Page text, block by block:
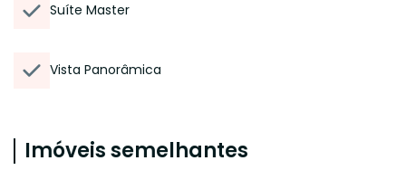
Suíte Master
Vista Panorâmica
Imóveis semelhantes